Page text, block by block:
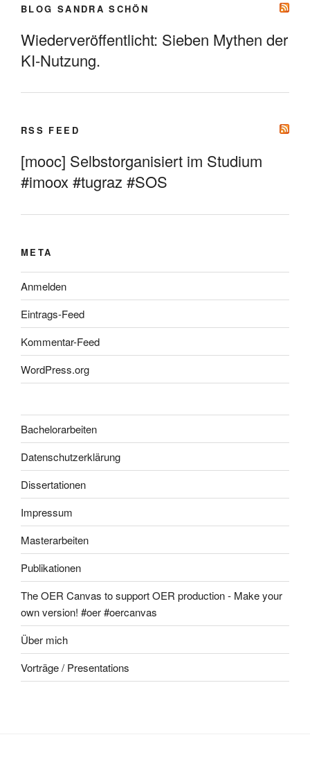
BLOG SANDRA SCHÖN
Wiederveröffentlicht: Sieben Mythen der
KI-Nutzung.
RSS FEED
[mooc] Selbstorganisiert im Studium
#imoox #tugraz #SOS
META
Anmelden
Eintrags-Feed
Kommentar-Feed
WordPress.org
Bachelorarbeiten
Datenschutzerklärung
Dissertationen
Impressum
Masterarbeiten
Publikationen
The OER Canvas to support OER production - Make your
own version! #oer #oercanvas
Über mich
Vorträge / Presentations